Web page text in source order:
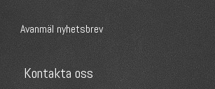
Avanmäl nyhetsbrev
Kontakta oss